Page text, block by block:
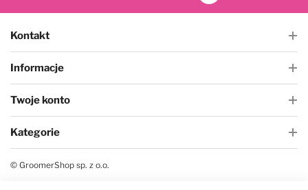
Kontakt
Informacje
Twoje konto
Kategorie
© GroomerShop sp. z o.o.